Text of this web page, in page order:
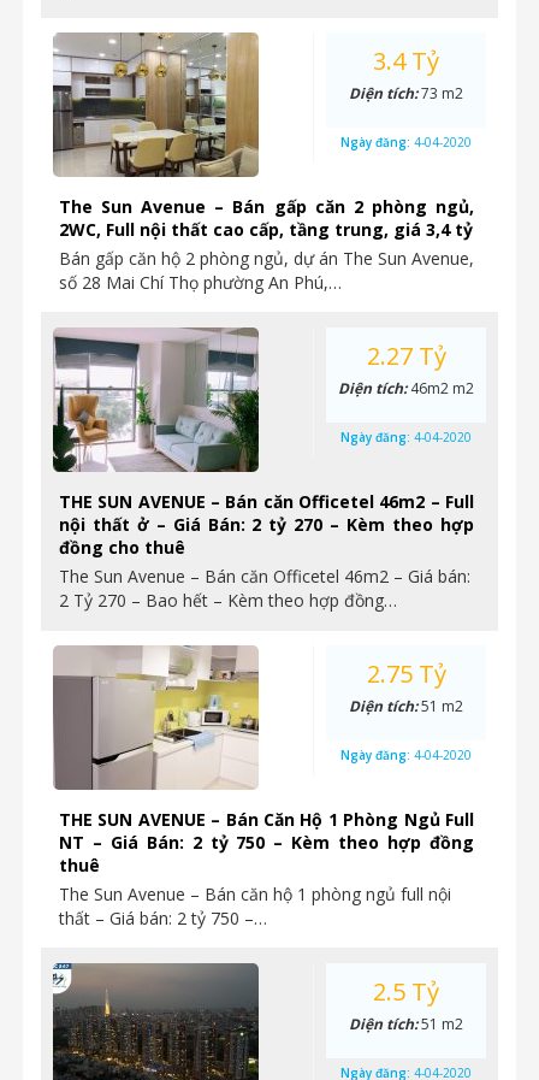
The Sun Avenue – Bán gấp căn 2 phòng ngủ,
2WC, Full nội thất cao cấp, tầng trung, giá 3,4 tỷ
Bán gấp căn hộ 2 phòng ngủ, dự án The Sun Avenue,
số 28 Mai Chí Thọ phường An Phú,…
3.4 Tỷ
Diện tích:73 m2
Ngày đăng: 4-04-2020
THE SUN AVENUE – Bán căn Officetel 46m2 – Full
nội thất ở – Giá Bán: 2 tỷ 270 – Kèm theo hợp
đồng cho thuê
The Sun Avenue – Bán căn Officetel 46m2 – Giá bán:
2 Tỷ 270 – Bao hết – Kèm theo hợp đồng…
2.27 Tỷ
Diện tích:46m2 m2
Ngày đăng: 4-04-2020
THE SUN AVENUE – Bán Căn Hộ 1 Phòng Ngủ Full
NT – Giá Bán: 2 tỷ 750 – Kèm theo hợp đồng
thuê
The Sun Avenue – Bán căn hộ 1 phòng ngủ full nội
thất – Giá bán: 2 tỷ 750 –…
2.75 Tỷ
Diện tích:51 m2
Ngày đăng: 4-04-2020
2.5 Tỷ
Diện tích:51 m2
Ngày đăng: 4-04-2020